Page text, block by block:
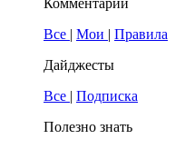
Комментарии
Все | Мои | Правила
Дайджесты
Все | Подписка
Полезно знать